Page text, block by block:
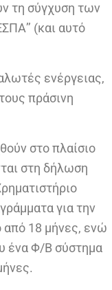
τη σύγχυση των
(και αυτό
ενέργειας,
πράσινη
στο πλαίσιο
στη δήλωση
για την
από 18 μήνες, ενώ
ένα Φ/Β σύστημα